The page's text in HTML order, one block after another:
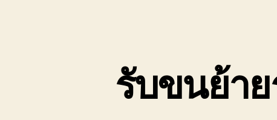
รับขนย้า